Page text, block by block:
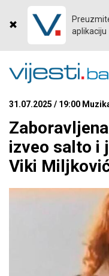
aplikaciju
31.07.2025 / 19:00
izveo salto i
Viki